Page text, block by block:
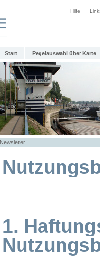
Hilfe
Start Pegelauswahl über Karte
Newsletter
1.